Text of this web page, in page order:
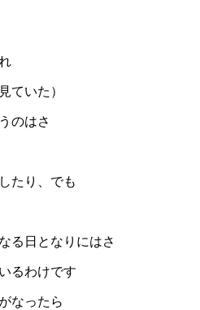
ていた）
のはさ
たり、でも
る日となりにはさ
るわけです
なったら